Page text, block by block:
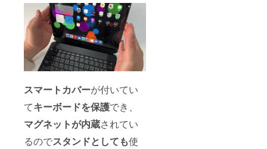
スマートカバーが付いてい
てキーボードを保護でき、
マグネットが内蔵されてい
るのでスタンドとしても使